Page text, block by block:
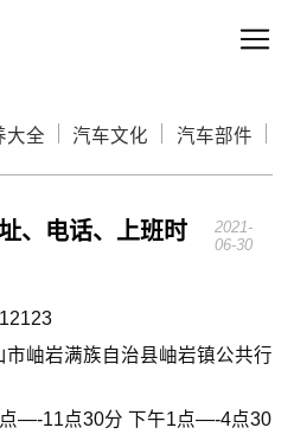
大全 汽车文化 汽车部件
、电话、上班时
2021-
06-30
市岫岩满族自治县岫岩镇公共行
点—-11点30分 下午1点—-4点30